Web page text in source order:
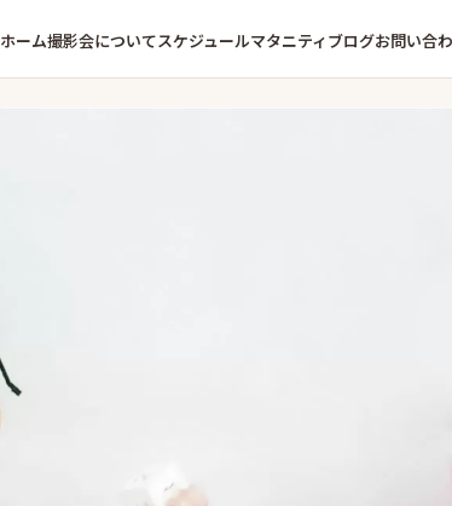
ホーム撮影会についてスケジュールマタニティブログお問い合